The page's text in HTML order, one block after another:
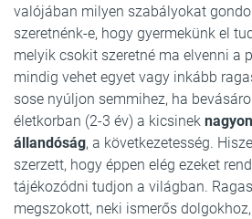
valójában milyen szabályokat
szeretnénk-e, hogy gyermekünk el
melyik csokit szeretné ma elvenni a
mindig vehet egyet vagy inkább
sose nyúljon semmihez, ha
életkorban (2-3 év) a kicsinek
állandóság, a következetesség.
szerzett, hogy éppen elég ezeket
tájékozódni tudjon a világban.
megszokott, neki ismerős